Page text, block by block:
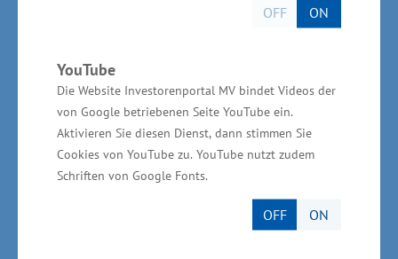
OFF ON
YouTube
Die Website Investorenportal MV bindet Videos der
von Google betriebenen Seite YouTube ein.
Aktivieren Sie diesen Dienst, dann stimmen Sie
Cookies von YouTube zu. YouTube nutzt zudem
Schriften von Google Fonts.
OFF ON
Fachvorträgen erwartet die Teilnehmenden
Weiterbildungsmarkt an den drei
Veranstaltungsorten. Hier können sich Anbieter
präsentieren und Interessierte über die
Angebote vor Ort informieren.
Weiterbildungsinteressierten sind eingeladen,